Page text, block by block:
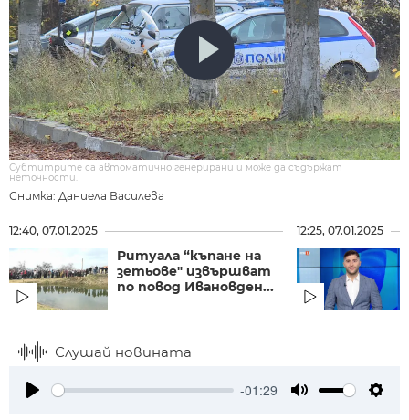
Снимка: Даниела Василева
Субтитрите са автоматично генерирани и може да съдържат
неточности.
12:40, 07.01.2025
Ритуала “къпане на
зетьове" извършват
по повод Ивановден...
12:25, 07.01.2025
Слушай новината
-01:29